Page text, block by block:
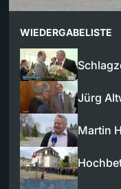
WIEDERGABELISTE
Jürg
Martin